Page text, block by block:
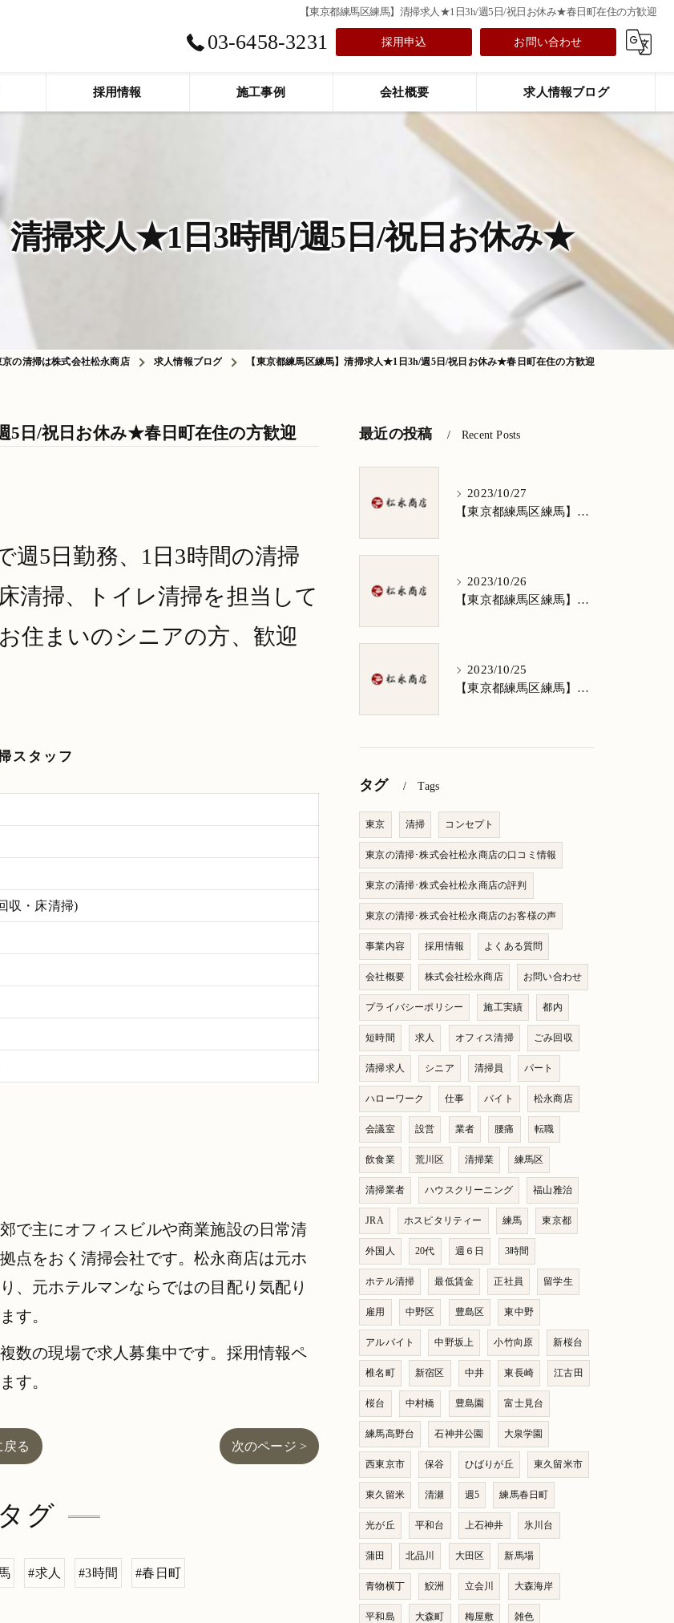
【東京都練馬区練馬】清掃求人★1日3h/週5日/祝日お休み★春日町在住の方歓迎
03-6458-3231 採用申込 お問い合わせ
採用情報 施工事例 会社概要 求人情報ブログ
清掃求人★1日3時間/週5日/祝日お休み★
京の清掃は株式会社松永商店 求人情報ブログ 【東京都練馬区練馬】清掃求人★1日3h/週5日/祝日お休み★春日町在住の方歓迎
5日/祝日お休み★春日町在住の方歓迎
週5日勤務、1日3時間の清掃
清掃、トイレ清掃を担当して
住まいのシニアの方、歓迎
スタッフ
収・床清掃)
で主にオフィスビルや商業施設の日常清
点をおく清掃会社です。松永商店は元ホ
、元ホテルマンならではの目配り気配り
す。
数の現場で求人募集中です。採用情報ペ
す。
戻る 次のページ >
グ
#求人 #3時間 #春日町
最近の投稿 Recent Posts
2023/10/27
【東京都練馬区練馬】清掃求人★1日3h/週5日/祝日お休み★谷原在住の方歓迎
2023/10/26
【東京都練馬区練馬】清掃求人★1日3h/週5日/祝日お休み★南田中在住の方歓迎
2023/10/25
【東京都練馬区練馬】清掃求人★1日3h/週5日/祝日お休み★南大泉在住の方歓迎
タグ Tags
東京 清掃 コンセプト
東京の清掃･株式会社松永商店の口コミ情報
東京の清掃･株式会社松永商店の評判
東京の清掃･株式会社松永商店のお客様の声
事業内容 採用情報 よくある質問
会社概要 株式会社松永商店 お問い合わせ
プライバシーポリシー 施工実績 都内
短時間 求人 オフィス清掃 ごみ回収
清掃求人 シニア 清掃員 パート
ハローワーク 仕事 バイト 松永商店
会議室 設営 業者 腰痛 転職
飲食業 荒川区 清掃業 練馬区
清掃業者 ハウスクリーニング 福山雅治
JRA ホスピタリティー 練馬 東京都
外国人 20代 週６日 3時間
ホテル清掃 最低賃金 正社員 留学生
雇用 中野区 豊島区 東中野
アルバイト 中野坂上 小竹向原 新桜台
椎名町 新宿区 中井 東長崎 江古田
桜台 中村橋 豊島園 富士見台
練馬高野台 石神井公園 大泉学園
西東京市 保谷 ひばりが丘 東久留米市
東久留米 清瀬 週5 練馬春日町
光が丘 平和台 上石神井 氷川台
蒲田 北品川 大田区 新馬場
青物横丁 鮫洲 立会川 大森海岸
平和島 大森町 梅屋敷 雑色